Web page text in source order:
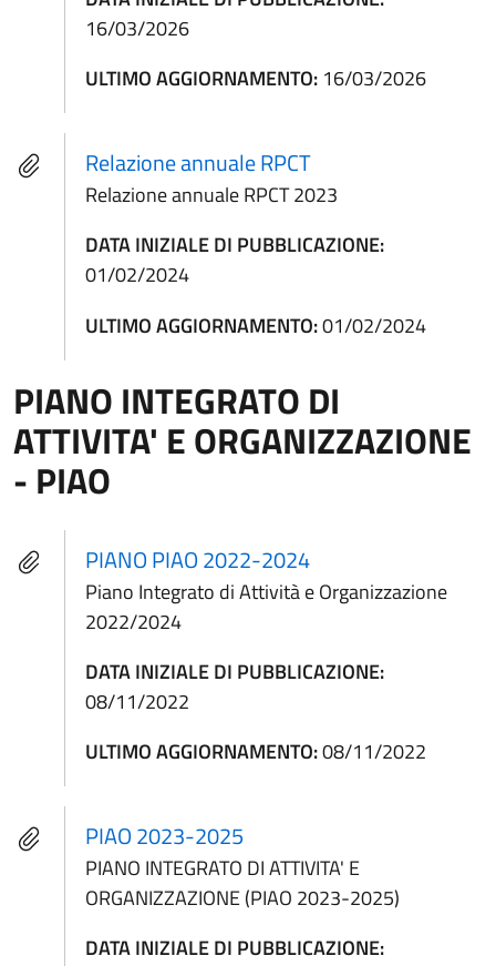
16/03/2026
ULTIMO AGGIORNAMENTO: 16/03/2026
Relazione annuale RPCT
Relazione annuale RPCT 2023
DATA INIZIALE DI PUBBLICAZIONE:
01/02/2024
ULTIMO AGGIORNAMENTO:01/02/2024
PIANO INTEGRATO DI
ATTIVITA' E ORGANIZZAZIONE
- PIAO
PIANO PIAO 2022-2024
Piano Integrato di Attività e Organizzazione
2022/2024
DATA INIZIALE DI PUBBLICAZIONE:
08/11/2022
ULTIMO AGGIORNAMENTO:08/11/2022
PIAO 2023-2025
PIANO INTEGRATO DI ATTIVITA' E
ORGANIZZAZIONE (PIAO 2023-2025)
DATA INIZIALE DI PUBBLICAZIONE: